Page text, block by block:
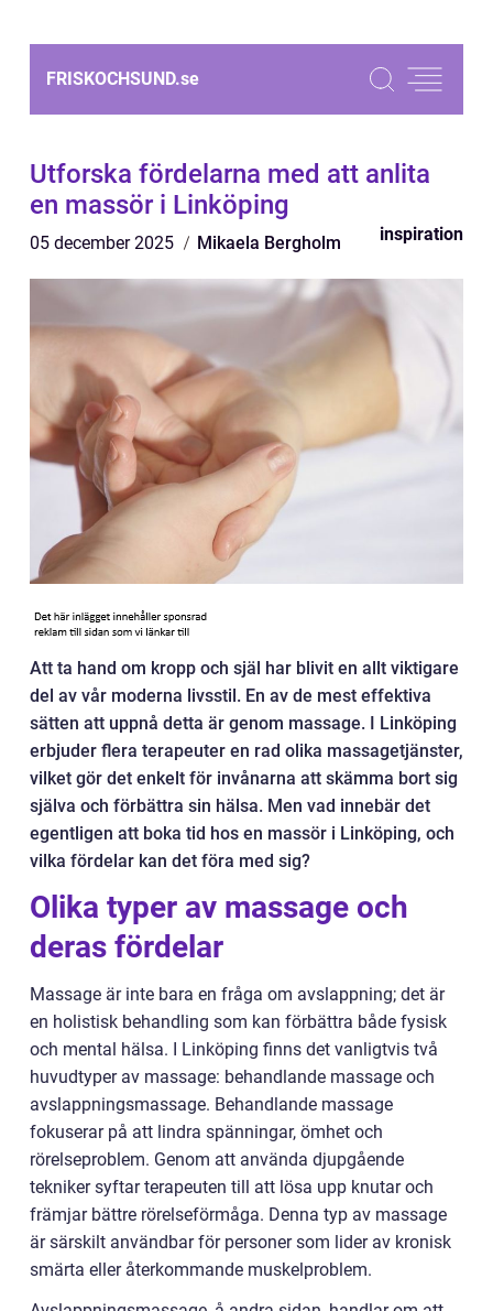
FRISKOCHSUND.se
Utforska fördelarna med att anlita
en massör i Linköping
05 december 2025 Mikaela Bergholm inspiration
Att ta hand om kropp och själ har blivit en allt viktigare
del av vår moderna livsstil. En av de mest effektiva
sätten att uppnå detta är genom massage. I Linköping
erbjuder flera terapeuter en rad olika massagetjänster,
vilket gör det enkelt för invånarna att skämma bort sig
själva och förbättra sin hälsa. Men vad innebär det
egentligen att boka tid hos en massör i Linköping, och
vilka fördelar kan det föra med sig?
Olika typer av massage och
deras fördelar
Massage är inte bara en fråga om avslappning; det är
en holistisk behandling som kan förbättra både fysisk
och mental hälsa. I Linköping finns det vanligtvis två
huvudtyper av massage: behandlande massage och
avslappningsmassage. Behandlande massage
fokuserar på att lindra spänningar, ömhet och
rörelseproblem. Genom att använda djupgående
tekniker syftar terapeuten till att lösa upp knutar och
främjar bättre rörelseförmåga. Denna typ av massage
är särskilt användbar för personer som lider av kronisk
smärta eller återkommande muskelproblem.